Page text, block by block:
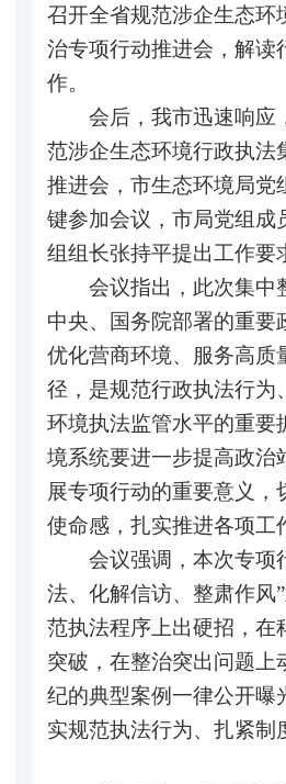
召开全省规范涉企生态环
治专项行动推进会，解读
作。
会后，我市迅速响应
范涉企生态环境行政执法
推进会，市生态环境局党
键参加会议，市局党组成
组组长张持平提出工作要
会议指出，此次集中
中央、国务院部署的重要
优化营商环境、服务高质
径，是规范行政执法行为
环境执法监管水平的重要
境系统要进一步提高政治
展专项行动的重要意义，
使命感，扎实推进各项工
会议强调，本次专项
法、化解信访、整肃作风
范执法程序上出硬招，在
突破，在整治突出问题上
纪的典型案例一律公开曝
实规范执法行为、扎紧制